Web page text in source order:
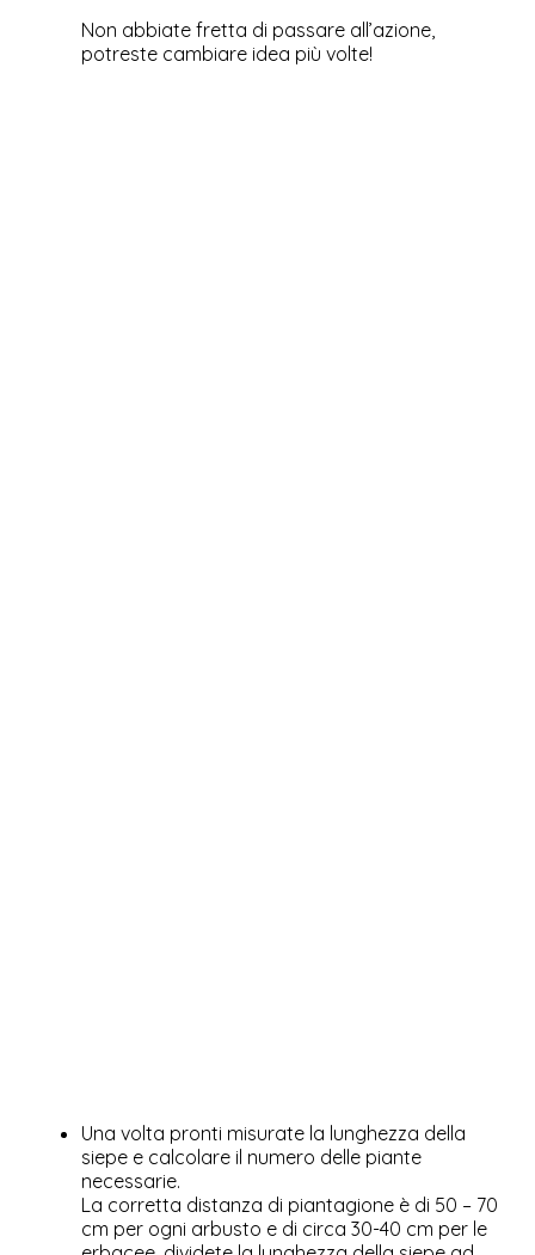
Non abbiate fretta di passare all’azione,
potreste cambiare idea più volte!
Una volta pronti misurate la lunghezza della
siepe e calcolare il numero delle piante
necessarie.
La corretta distanza di piantagione è di 50 – 70
cm per ogni arbusto e di circa 30-40 cm per le